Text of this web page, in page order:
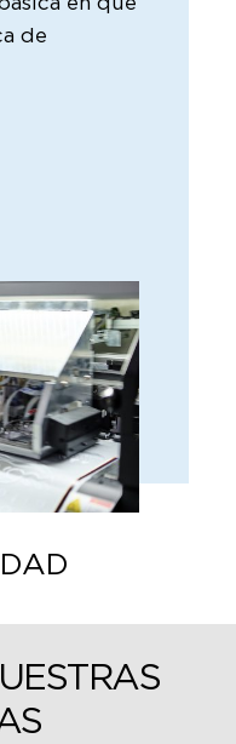
de